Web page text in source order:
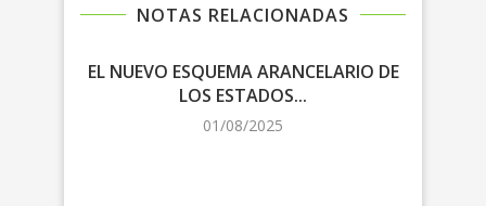
NOTAS RELACIONADAS
EL NUEVO ESQUEMA ARANCELARIO DE
LOS ESTADOS...
01/08/2025